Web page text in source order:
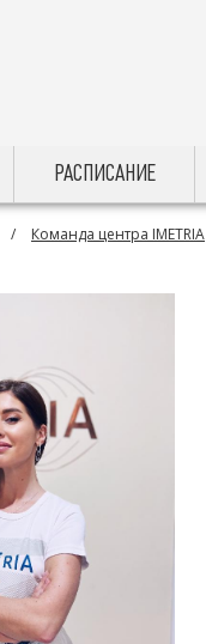
РАСПИСАНИЕ
Команда центра IMETRIA